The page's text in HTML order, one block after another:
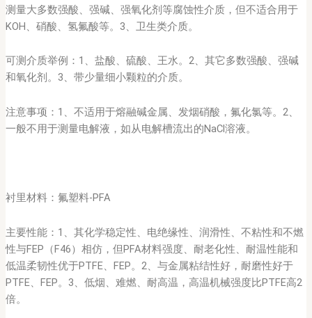
测量大多数强酸、强碱、强氧化剂等腐蚀性介质，但不适合用于
KOH、硝酸、氢氟酸等。3、卫生类介质。
可测介质举例：1、盐酸、硫酸、王水。2、其它多数强酸、强碱
和氧化剂。3、带少量细小颗粒的介质。
注意事项：1、不适用于熔融碱金属、发烟硝酸，氟化氯等。2、
一般不用于测量电解液，如从电解槽流出的NaCl溶液。
衬里材料：氟塑料-PFA
主要性能：1、其化学稳定性、电绝缘性、润滑性、不粘性和不燃
性与FEP（F46）相仿，但PFA材料强度、耐老化性、耐温性能和
低温柔韧性优于PTFE、FEP。2、与金属粘结性好，耐磨性好于
PTFE、FEP。3、低烟、难燃、耐高温，高温机械强度比PTFE高2
倍。